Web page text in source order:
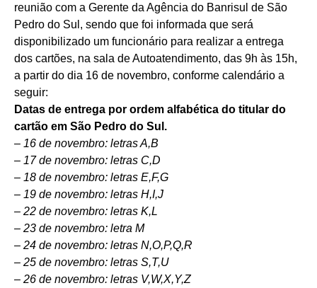
reunião com a Gerente da Agência do Banrisul de São
Pedro do Sul, sendo que foi informada que será
disponibilizado um funcionário para realizar a entrega
dos cartões, na sala de Autoatendimento, das 9h às 15h,
a partir do dia 16 de novembro, conforme calendário a
seguir:
Datas de entrega por ordem alfabética do titular do
cartão em São Pedro do Sul.
– 16 de novembro: letras A,B
– 17 de novembro: letras C,D
– 18 de novembro: letras E,F,G
– 19 de novembro: letras H,I,J
– 22 de novembro: letras K,L
– 23 de novembro: letra M
– 24 de novembro: letras N,O,P,Q,R
– 25 de novembro: letras S,T,U
– 26 de novembro: letras V,W,X,Y,Z